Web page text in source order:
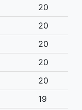
20
20
20
20
20
19